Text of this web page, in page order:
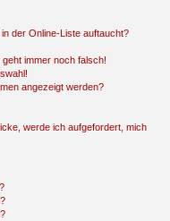
der Online-Liste auftaucht?
immer noch falsch!
angezeigt werden?
werde ich aufgefordert, mich